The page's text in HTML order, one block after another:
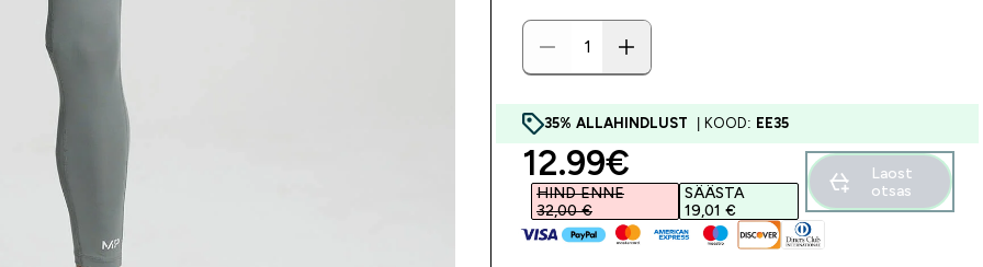
35% ALLAHINDLUST | KOOD: EE35
discounted price
12.99€‎
HIND ENNE
32,00 €‎
SÄÄSTA
19,01 €‎
Laost
otsas